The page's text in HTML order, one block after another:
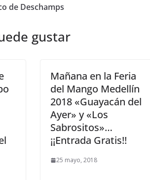
de Deschamps
gustar
Mañana en la Feria
del Mango Medellín
2018 «Guayacán del
Ayer» y «Los
Sabrositos»…
¡¡Entrada Gratis!!
25 mayo, 2018